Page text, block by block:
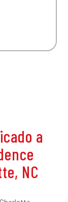
a
NC